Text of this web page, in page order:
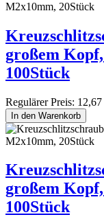
großem
100Stück
Regulärer Preis:
In den Warenkorb
großem
100Stück